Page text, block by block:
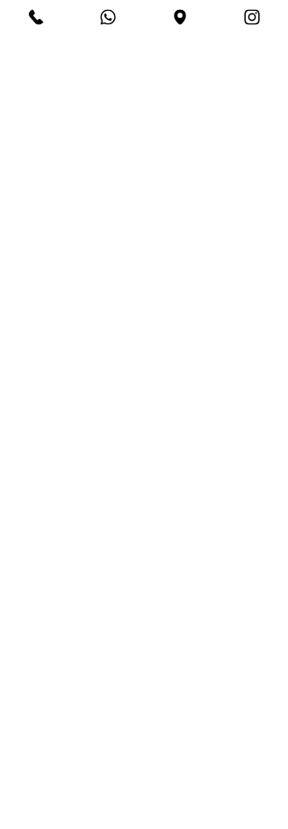
Mitarbeitern. Einen Gutschein kannst Du
hier